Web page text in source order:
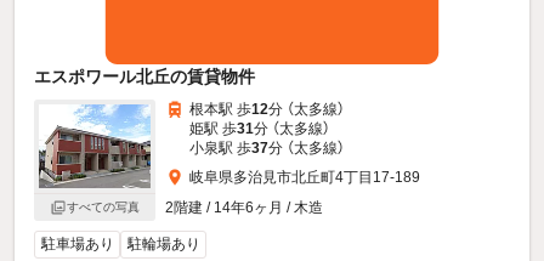
エスポワール北丘の賃貸物件
すべての写真
根本駅 歩12分 （太多線）
姫駅 歩31分 （太多線）
小泉駅 歩37分 （太多線）
岐阜県多治見市北丘町4丁目17-189
2階建 / 14年6ヶ月 / 木造
駐車場あり 駐輪場あり